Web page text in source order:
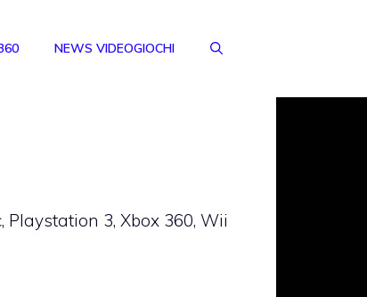
NEWS VIDEOGIOCHI
3, Xbox 360, Wii